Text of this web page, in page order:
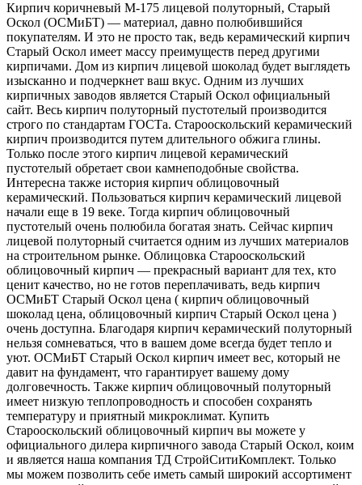
Кирпич коричневый М-175 лицевой полуторный, Старый
Оскол (ОСМиБТ) — материал, давно полюбившийся
покупателям. И это не просто так, ведь керамический кирпич
Старый Оскол имеет массу преимуществ перед другими
кирпичами. Дом из кирпич лицевой шоколад будет выглядеть
изысканно и подчеркнет ваш вкус. Одним из лучших
кирпичных заводов является Старый Оскол официальный
сайт. Весь кирпич полуторный пустотелый производится
строго по стандартам ГОСТа. Старооскольский керамический
кирпич производится путем длительного обжига глины.
Только после этого кирпич лицевой керамический
пустотелый обретает свои камнеподобные свойства.
Интересна также история кирпич облицовочный
керамический. Пользоваться кирпич керамический лицевой
начали еще в 19 веке. Тогда кирпич облицовочный
пустотелый очень полюбила богатая знать. Сейчас кирпич
лицевой полуторный считается одним из лучших материалов
на строительном рынке. Облицовка Старооскольский
облицовочный кирпич — прекрасный вариант для тех, кто
ценит качество, но не готов переплачивать, ведь кирпич
ОСМиБТ Старый Оскол цена ( кирпич облицовочный
шоколад цена, облицовочный кирпич Старый Оскол цена )
очень доступна. Благодаря кирпич керамический полуторный
нельзя сомневаться, что в вашем доме всегда будет тепло и
уют. ОСМиБТ Старый Оскол кирпич имеет вес, который не
давит на фундамент, что гарантирует вашему дому
долговечность. Также кирпич облицовочный полуторный
имеет низкую теплопроводность и способен сохранять
температуру и приятный микроклимат. Купить
Старооскольский облицовочный кирпич вы можете у
официального дилера кирпичного завода Старый Оскол, коим
и является наша компания ТД СтройСитиКомплект. Только
мы можем позволить себе иметь самый широкий ассортимент